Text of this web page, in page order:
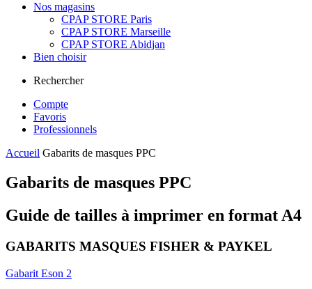
Nos magasins
CPAP STORE Paris
CPAP STORE Marseille
CPAP STORE Abidjan
Bien choisir
Rechercher
Compte
Favoris
Professionnels
Accueil Gabarits de masques PPC
Gabarits de masques PPC
Guide de tailles à imprimer en format A4
GABARITS MASQUES FISHER & PAYKEL
Gabarit Eson 2